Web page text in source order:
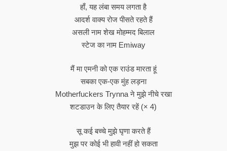
हाँ, यह लंबा समय लगता है
आदर्श वाक्य रोज पीसते रहते हैं
असली नाम शेख मोहम्मद बिलाल
स्टेज का नाम Emiway
मैं मा एमनी को एक राउंड मारता हूं
सबका एक-एक मुंह लड़ना
Motherfuckers Trynna ने मुझे नीचे रखा
शटडाउन के लिए तैयार रहें (× 4)
सू कई बच्चे मुझे घृणा करते हैं
मुझ पर कोई भी हावी नहीं हो सकता